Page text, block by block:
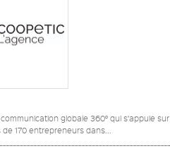
globale 360° qui s’appuie sur
170 entrepreneurs dans...